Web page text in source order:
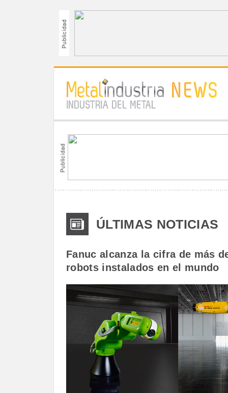
ÚLTIMAS NOTICIAS
Fanuc alcanza la cifra de más
robots instalados en el mundo